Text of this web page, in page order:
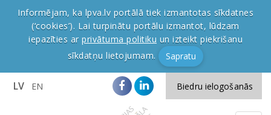
Informējam, ka lpva.lv portālā tiek izmantotas sīkdatnes
(‘cookies’). Lai turpinātu portālu izmantot, lūdzam
iepazīties ar privātuma politiku un izteikt piekrišanu
sīkdatņu lietojumam.
Sapratu
LV EN Biedru ielogošanās